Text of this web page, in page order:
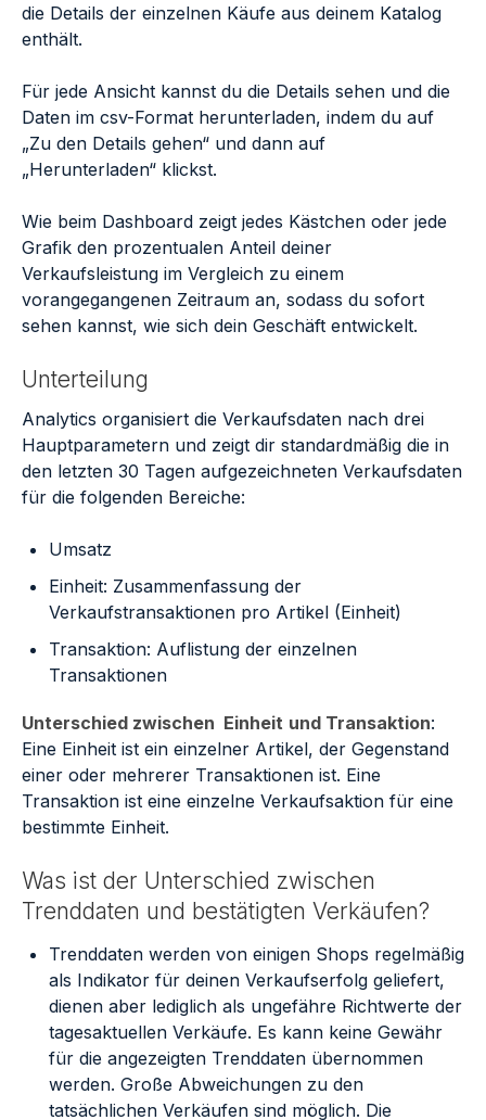
die Details der einzelnen Käufe aus deinem Katalog
enthält.
Für jede Ansicht kannst du die Details sehen und die
Daten im csv-Format herunterladen, indem du auf
„Zu den Details gehen“ und dann auf
„Herunterladen“ klickst.
Wie beim Dashboard zeigt jedes Kästchen oder jede
Grafik den prozentualen Anteil deiner
Verkaufsleistung im Vergleich zu einem
vorangegangenen Zeitraum an, sodass du sofort
sehen kannst, wie sich dein Geschäft entwickelt.
Unterteilung
Analytics organisiert die Verkaufsdaten nach drei
Hauptparametern und zeigt dir standardmäßig die in
den letzten 30 Tagen aufgezeichneten Verkaufsdaten
für die folgenden Bereiche:
Umsatz
Einheit: Zusammenfassung der
Verkaufstransaktionen pro Artikel (Einheit)
Transaktion: Auflistung der einzelnen
Transaktionen
Unterschied zwischen Einheit und Transaktion:
Eine Einheit ist ein einzelner Artikel, der Gegenstand
einer oder mehrerer Transaktionen ist. Eine
Transaktion ist eine einzelne Verkaufsaktion für eine
bestimmte Einheit.
Was ist der Unterschied zwischen
Trenddaten und bestätigten Verkäufen?
Trenddaten werden von einigen Shops regelmäßig
als Indikator für deinen Verkaufserfolg geliefert,
dienen aber lediglich als ungefähre Richtwerte der
tagesaktuellen Verkäufe. Es kann keine Gewähr
für die angezeigten Trenddaten übernommen
werden. Große Abweichungen zu den
tatsächlichen Verkäufen sind möglich. Die